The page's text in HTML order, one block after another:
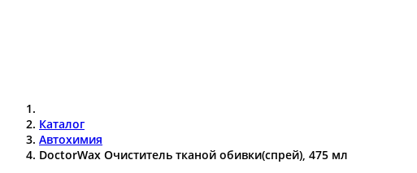
Каталог
Автохимия
DoctorWax Очиститель тканой обивки(спрей), 475 мл